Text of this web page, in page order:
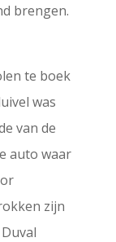
brengen.
te boek
was
van de
auto waar
zijn